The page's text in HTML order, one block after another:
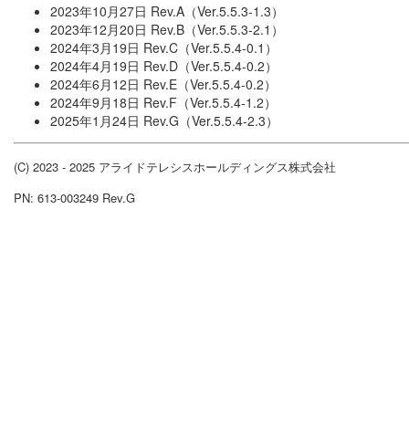
2023年10月27日 Rev.A（Ver.5.5.3-1.3）
2023年12月20日 Rev.B（Ver.5.5.3-2.1）
2024年3月19日 Rev.C（Ver.5.5.4-0.1）
2024年4月19日 Rev.D（Ver.5.5.4-0.2）
2024年6月12日 Rev.E（Ver.5.5.4-0.2）
2024年9月18日 Rev.F（Ver.5.5.4-1.2）
2025年1月24日 Rev.G（Ver.5.5.4-2.3）
(C) 2023 - 2025 アライドテレシスホールディングス株式会社
PN: 613-003249 Rev.G